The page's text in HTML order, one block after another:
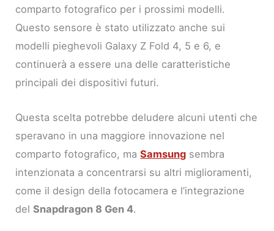
comparto fotografico per i prossimi modelli.
Questo sensore è stato utilizzato anche sui
modelli pieghevoli Galaxy Z Fold 4, 5 e 6, e
continuerà a essere una delle caratteristiche
principali dei dispositivi futuri.
Questa scelta potrebbe deludere alcuni utenti che
speravano in una maggiore innovazione nel
comparto fotografico, maSamsung sembra
intenzionata a concentrarsi su altri miglioramenti,
come il design della fotocamera e l’integrazione
delSnapdragon 8 Gen 4.